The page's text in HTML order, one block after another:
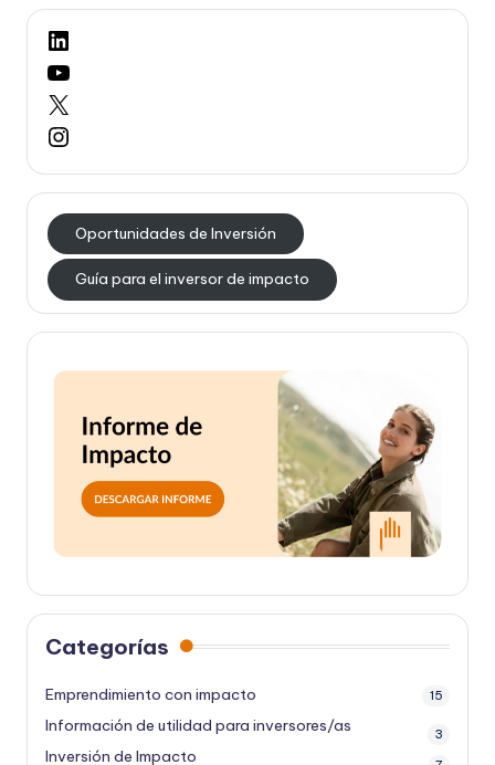
Oportunidades de Inversión
Guía para el inversor de impacto
Categorías
Emprendimiento con impacto 15
Información de utilidad para inversores/as 3
Inversión de Impacto